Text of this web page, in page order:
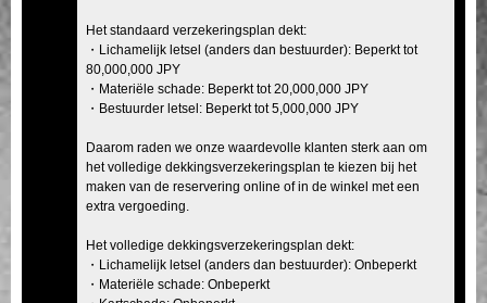
Het standaard verzekeringsplan dekt:
・Lichamelijk letsel (anders dan bestuurder): Beperkt tot
80,000,000 JPY
・Materiële schade: Beperkt tot 20,000,000 JPY
・Bestuurder letsel: Beperkt tot 5,000,000 JPY
Daarom raden we onze waardevolle klanten sterk aan om
het volledige dekkingsverzekeringsplan te kiezen bij het
maken van de reservering online of in de winkel met een
extra vergoeding.
Het volledige dekkingsverzekeringsplan dekt:
・Lichamelijk letsel (anders dan bestuurder): Onbeperkt
・Materiële schade: Onbeperkt